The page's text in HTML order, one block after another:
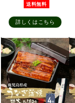
うなぎ 蒲焼 たれ
山椒付き
送料無料
詳しくはこちら